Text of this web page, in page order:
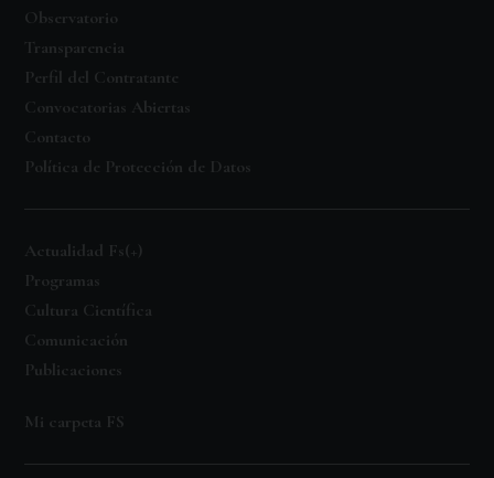
Observatorio
Transparencia
Perfil del Contratante
Convocatorias Abiertas
Contacto
Política de Protección de Datos
Actualidad Fs(+)
Programas
Cultura Científica
Comunicación
Publicaciones
Mi carpeta FS